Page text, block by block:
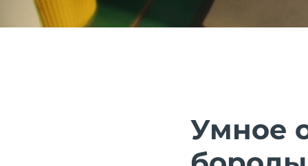
Умное
ПОДАРКИ И НАБОРЫ